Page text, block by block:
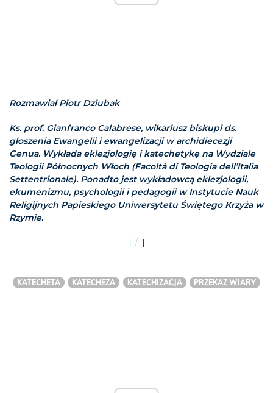
Rozmawiał Piotr Dziubak
Ks. prof. Gianfranco Calabrese, wikariusz biskupi ds.
głoszenia Ewangelii i ewangelizacji w archidiecezji
Genua. Wykłada eklezjologię i katechetykę na Wydziale
Teologii Północnych Włoch (Facoltà di Teologia dell’Italia
Settentrionale). Ponadto jest wykładowcą eklezjologii,
ekumenizmu, psychologii i pedagogii w Instytucie Nauk
Religijnych Papieskiego Uniwersytetu Świętego Krzyża w
Rzymie.
1 / 1
KATECHETA KATECHEZA KATECHIZACJA PRZEKAZ WIARY